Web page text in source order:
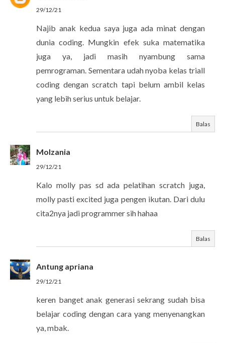
29/12/21
Najib anak kedua saya juga ada minat dengan
dunia coding. Mungkin efek suka matematika
juga ya, jadi masih nyambung sama
pemrograman. Sementara udah nyoba kelas triall
coding dengan scratch tapi belum ambil kelas
yang lebih serius untuk belajar.
Balas
Molzania
29/12/21
Kalo molly pas sd ada pelatihan scratch juga,
molly pasti excited juga pengen ikutan. Dari dulu
cita2nya jadi programmer sih hahaa
Balas
Antung apriana
29/12/21
keren banget anak generasi sekrang sudah bisa
belajar coding dengan cara yang menyenangkan
ya, mbak.